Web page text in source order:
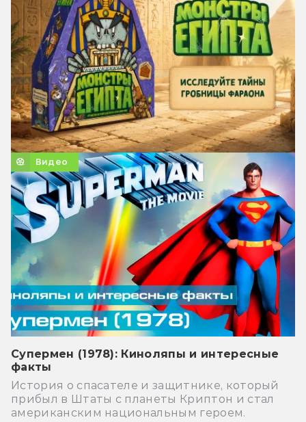
Видео
Супермен (1978): Киноляпы и интересные
факты
История о спасателе и защитнике, который
прибыл в Штаты с планеты Криптон и стал
американским национальным героем.